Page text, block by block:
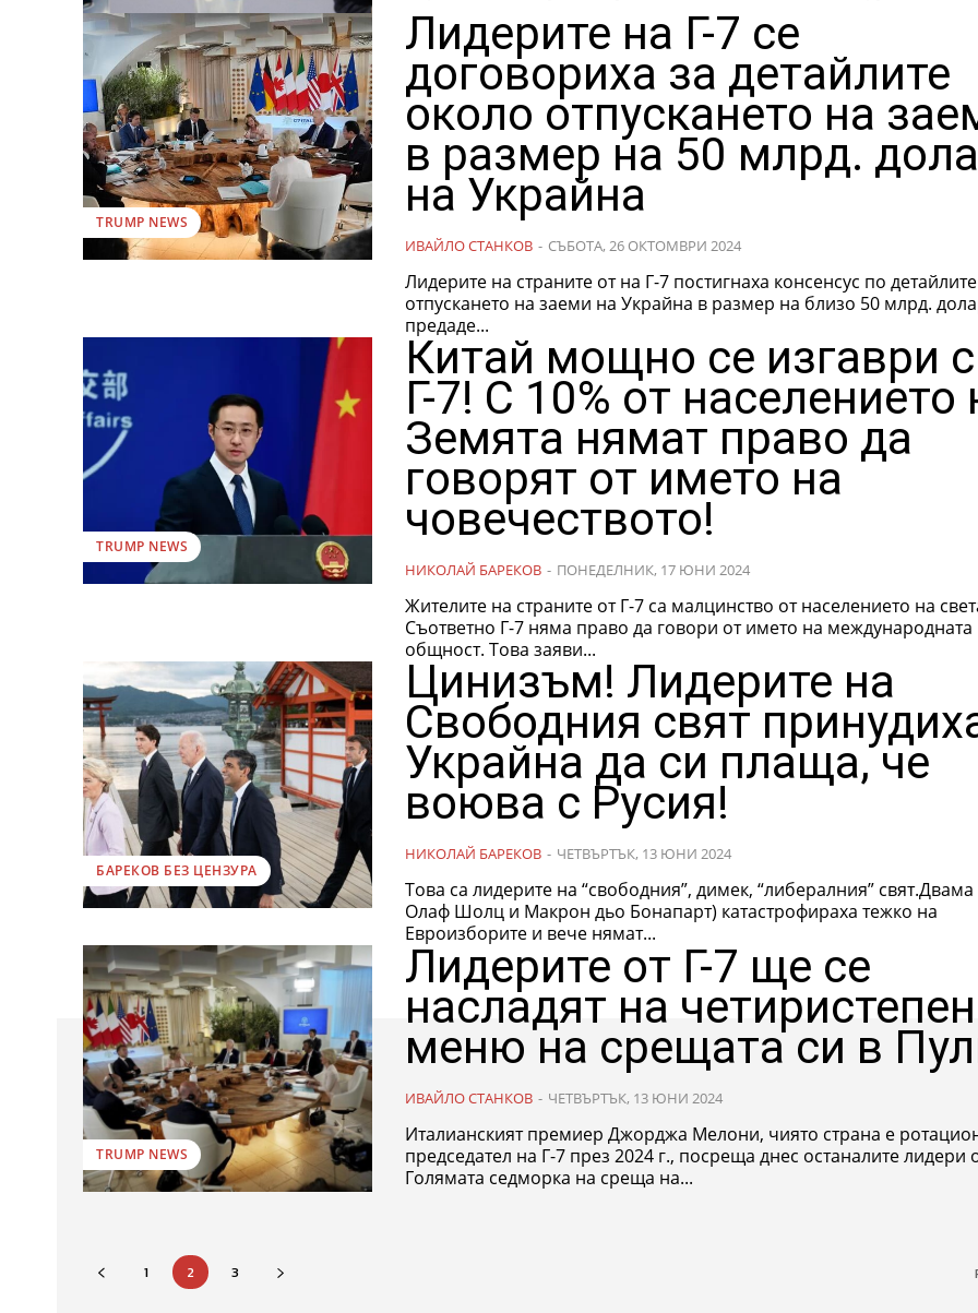
TRUMP NEWS
Лидерите на Г-7 се
договориха за детайлите
около отпускането на
в размер на 50 млрд.
на Украйна
ИВАЙЛО СТАНКОВ - СЪБОТА, 26 ОКТОМВРИ 2024
Лидерите на страните от на Г-7 постигнаха консенсус по
отпускането на заеми на Украйна в размер на близо 50 млрд.
предаде...
TRUMP NEWS
Китай мощно се изгаври с
Г-7! С 10% от населението
Земята нямат право да
говорят от името на
човечеството!
НИКОЛАЙ БАРЕКОВ - ПОНЕДЕЛНИК, 17 ЮНИ 2024
Жителите на страните от Г-7 са малцинство от населението на
Съответно Г-7 няма право да говори от името на международната
общност. Това заяви...
БАРЕКОВ БЕЗ ЦЕНЗУРА
Цинизъм! Лидерите на
Свободния свят
Украйна да си плаща, че
воюва с Русия!
НИКОЛАЙ БАРЕКОВ - ЧЕТВЪРТЪК, 13 ЮНИ 2024
Това са лидерите на “свободния”, димек, “либералния” свят.Двама
Олаф Шолц и Макрон дьо Бонапарт) катастрофираха тежко на
Евроизборите и вече нямат...
TRUMP NEWS
Лидерите от Г-7 ще се
насладят на
меню на срещата си в
ИВАЙЛО СТАНКОВ - ЧЕТВЪРТЪК, 13 ЮНИ 2024
Италианският премиер Джорджа Мелони, чиято страна е
председател на Г-7 през 2024 г., посреща днес останалите лидери
Голямата седморка на среща на...
1 2 3